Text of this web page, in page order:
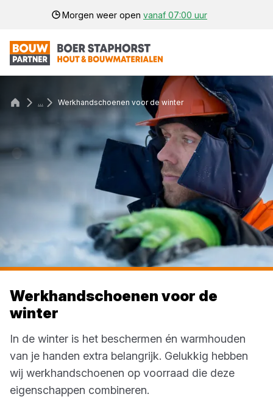
Morgen weer open vanaf 07:00 uur
... Werkhandschoenen voor de winter
Werkhandschoenen voor de
winter
In de winter is het beschermen én warmhouden
van je handen extra belangrijk. Gelukkig hebben
wij werkhandschoenen op voorraad die deze
eigenschappen combineren.